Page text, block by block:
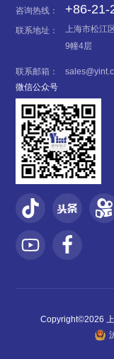
咨询热线： +86-21-
联系地址：
上海市松江
9幢4层
联系邮箱：
微信公众号
Copyright©2026